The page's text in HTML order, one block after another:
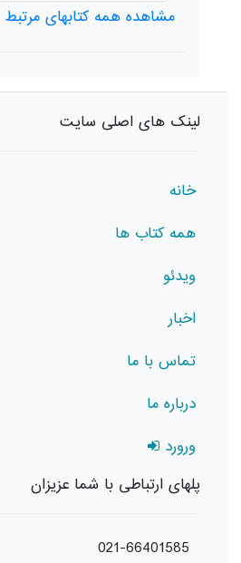
مشاهده همه کتابهای مرتبط
لینک های اصلی سایت
خانه
همه کتاب ها
ویدئو
اخبار
تماس با ما
درباره ما
ورورد
پلهای ارتباطی با شما عزیزان
021-66401585